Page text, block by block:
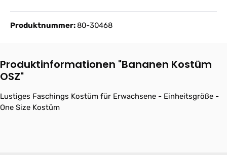
Produktnummer:80-30468
Produktinformationen "Bananen Kostüm
OSZ"
Lustiges Faschings Kostüm für Erwachsene - Einheitsgröße -
One Size Kostüm